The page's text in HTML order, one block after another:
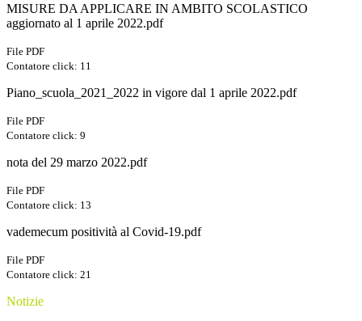
MISURE DA APPLICARE IN AMBITO SCOLASTICO
aggiornato al 1 aprile 2022.pdf
File PDF
Contatore click: 11
Piano_scuola_2021_2022 in vigore dal 1 aprile 2022.pdf
File PDF
Contatore click: 9
nota del 29 marzo 2022.pdf
File PDF
Contatore click: 13
vademecum positività al Covid-19.pdf
File PDF
Contatore click: 21
Notizie